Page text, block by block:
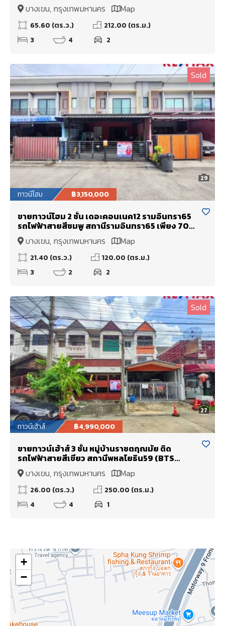
บางเขน, กรุงเทพมหานคร
Map
65.60 (ตร.ว.)
212.00 (ตร.ม.)
3
4 2
29
Sold
ทาวน์โฮม ฿3,150,000
ขายทาวน์โฮม 2 ชั้น เดอะคอนเนค12 รามอินทรา65
รถไฟฟ้าสายสีชมพู สถานีรามอินทรา65 เพียง 700
เมตรบางเขน, กรุงเทพมหานคร Map
21.40 (ตร.ว.)
120.00 (ตร.ม.)
3
2 2
27
Sold
ทาวน์เฮ้าส์ ฿4,990,000
ขายทาวน์เฮ้าส์ 3 ชั้น หมู่บ้านราชตฤณมัย ติด
รถไฟฟ้าสายสีเขียว สถานีพหลโยธิน59 (BTS
พหลโยธิน59)
บางเขน, กรุงเทพมหานคร Map
26.00 (ตร.ว.)
250.00 (ตร.ม.)
4
4 1
+
−